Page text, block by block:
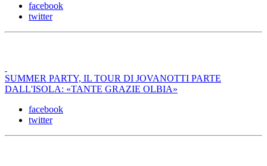
facebook
twitter
SUMMER PARTY, IL TOUR DI JOVANOTTI PARTE
DALL'ISOLA: «TANTE GRAZIE OLBIA»
facebook
twitter